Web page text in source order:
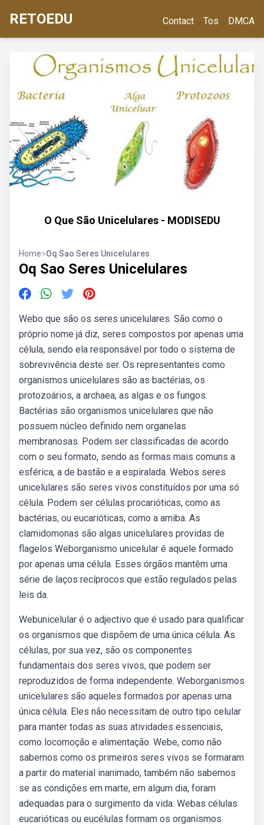
RETOEDU Contact Tos DMCA
O Que São Unicelulares - MODISEDU
Home>Oq Sao Seres Unicelulares
Oq Sao Seres Unicelulares
Webo que são os seres unicelulares. São como o
próprio nome já diz, seres compostos por apenas uma
célula, sendo ela responsável por todo o sistema de
sobrevivência deste ser. Os representantes como
organismos unicelulares são as bactérias, os
protozoários, a archaea, as algas e os fungos.
Bactérias são organismos unicelulares que não
possuem núcleo definido nem organelas
membranosas. Podem ser classificadas de acordo
com o seu formato, sendo as formas mais comuns a
esférica, a de bastão e a espiralada. Webos seres
unicelulares são seres vivos constituídos por uma só
célula. Podem ser células procarióticas, como as
bactérias, ou eucarióticas, como a amiba. As
clamidomonas são algas unicelulares providas de
flagelos Weborganismo unicelular é aquele formado
por apenas uma célula. Esses órgãos mantêm uma
série de laços recíprocos que estão regulados pelas
leis da.
Webunicelular é o adjectivo que é usado para qualificar
os organismos que dispõem de uma única célula. As
células, por sua vez, são os componentes
fundamentais dos seres vivos, que podem ser
reproduzidos de forma independente. Weborganismos
unicelulares são aqueles formados por apenas uma
única célula. Eles não necessitam de outro tipo celular
para manter todas as suas atividades essenciais,
como locomoção e alimentação. Webe, como não
sabemos como os primeiros seres vivos se formaram
a partir do material inanimado, também não sabemos
se as condições em marte, em algum dia, foram
adequadas para o surgimento da vida. Webas células
eucarióticas ou eucélulas formam os organismos